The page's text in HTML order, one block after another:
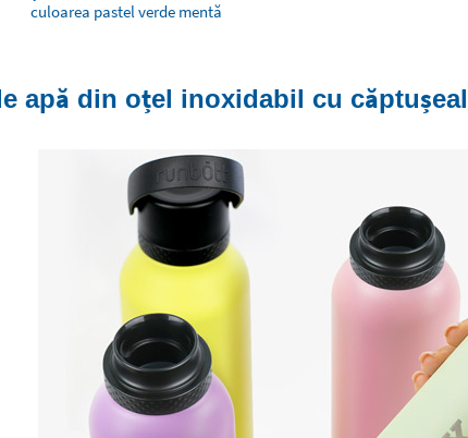
culoarea pastel verde mentă
apă din oțel inoxidabil cu